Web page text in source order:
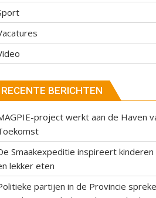
RECENTE BERICHTEN
project werkt aan de Haven
Smaakexpeditie inspireert
lekker eten
partijen in de Provincie